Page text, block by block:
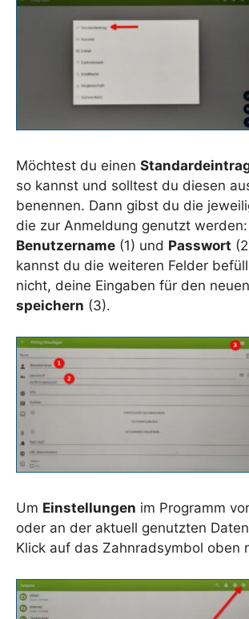
Möchtest du einen
so kannst und solltest du diesen
benennen. Dann gibst du die
die zur Anmeldung genutzt werden:
Benutzername (1) und Passwort
kannst du die weiteren Felder
nicht, deine Eingaben für den
speichern (3).
Um Einstellungen im Programm
oder an der aktuell genutzten
Klick auf das Zahnradsymbol oben